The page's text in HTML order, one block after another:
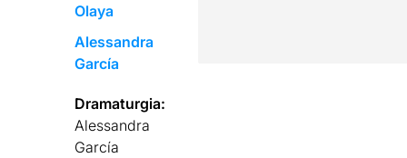
Olaya
Alessandra
García
Dramaturgia:
Alessandra
García